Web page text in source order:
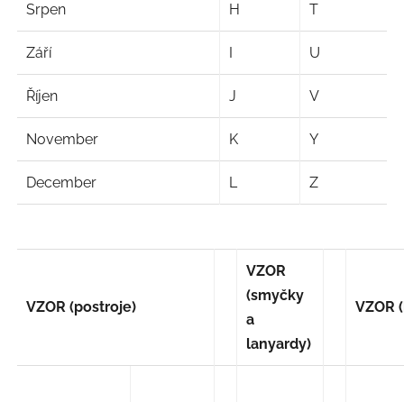
Srpen H T
Září U
Říjen J V
November K Y
December L Z
VZOR (postroje)
VZOR
(smyčky
a
lanyardy)
VZOR